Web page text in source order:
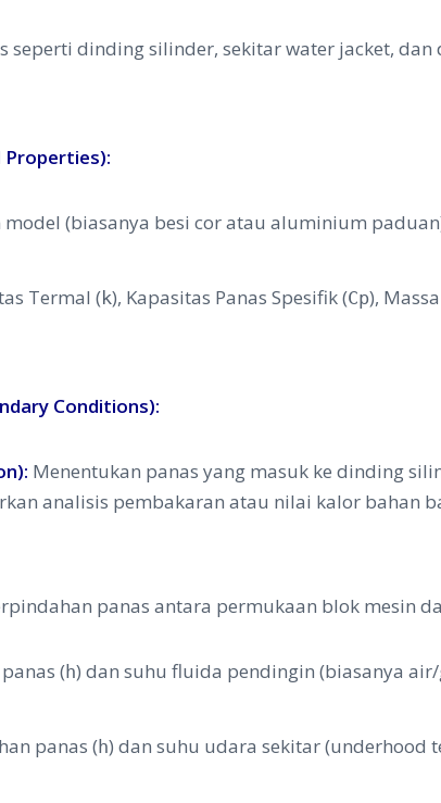
seperti dinding silinder, sekitar water jacket,
(biasanya besi cor atau aluminium
Termal (k), Kapasitas Panas Spesifik (Cp),
Conditions):
Menentukan panas yang masuk ke dinding
analisis pembakaran atau nilai kalor bahan
panas antara permukaan blok mesin
(h) dan suhu fluida pendingin (biasanya
panas (h) dan suhu udara sekitar (underhood